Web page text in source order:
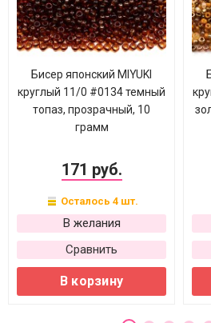
Бисер японский MIYUKI
круглый 11/0 #0134 темный
топаз, прозрачный, 10
грамм
171 руб.
Осталось 4 шт.
В желания
Сравнить
В корзину